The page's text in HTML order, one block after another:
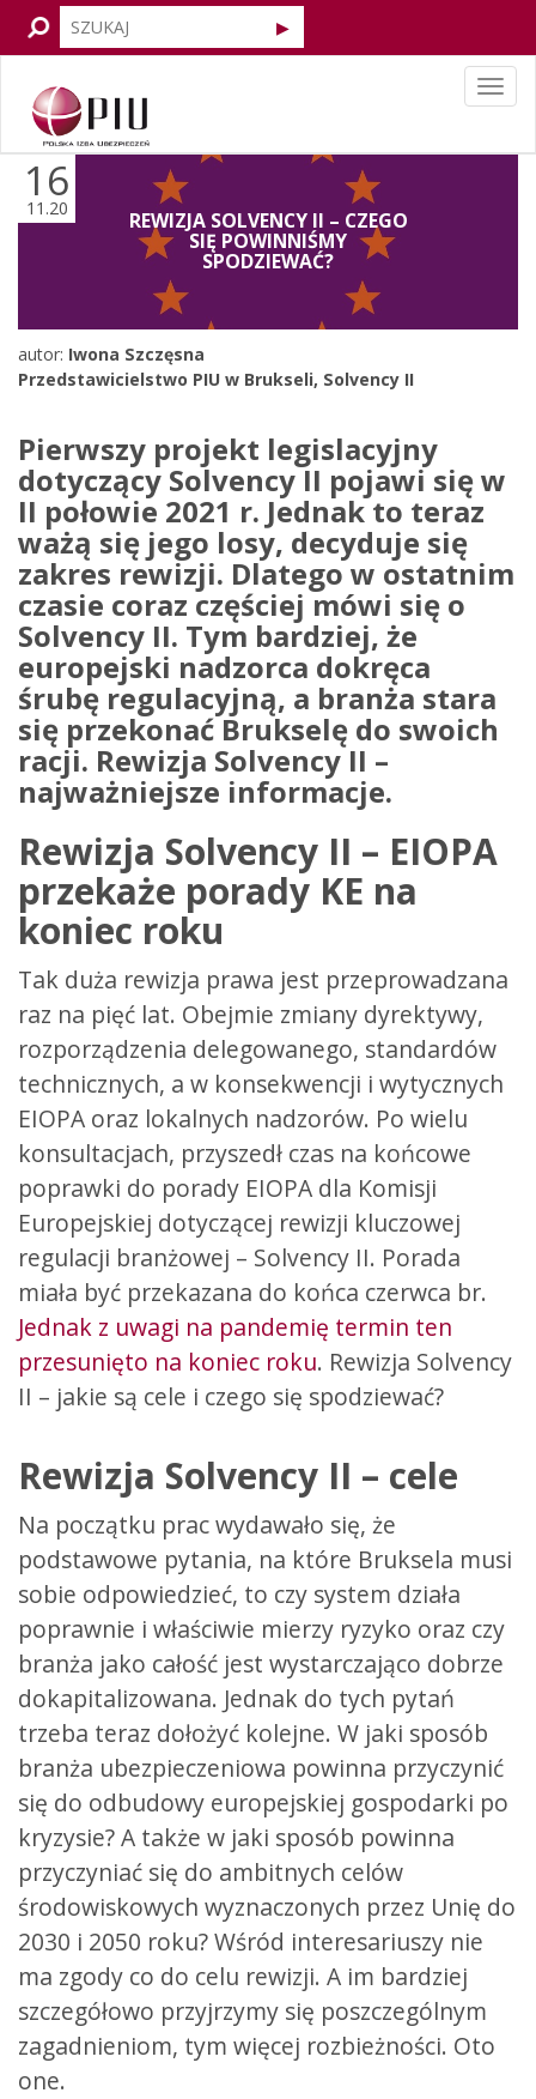
16
11.20 REWIZJA SOLVENCY II – CZEGO
SIĘ POWINNIŚMY
SPODZIEWAĆ?
autor: Iwona Szczęsna
Przedstawicielstwo PIU w Brukseli, Solvency II
Pierwszy projekt legislacyjny
dotyczący Solvency II pojawi się w
II połowie 2021 r. Jednak to teraz
ważą się jego losy, decyduje się
zakres rewizji. Dlatego w ostatnim
czasie coraz częściej mówi się o
Solvency II. Tym bardziej, że
europejski nadzorca dokręca
śrubę regulacyjną, a branża stara
się przekonać Brukselę do swoich
racji. Rewizja Solvency II –
najważniejsze informacje.
Rewizja Solvency II – EIOPA
przekaże porady KE na
koniec roku
Tak duża rewizja prawa jest przeprowadzana
raz na pięć lat. Obejmie zmiany dyrektywy,
rozporządzenia delegowanego, standardów
technicznych, a w konsekwencji i wytycznych
EIOPA oraz lokalnych nadzorów. Po wielu
konsultacjach, przyszedł czas na końcowe
poprawki do porady EIOPA dla Komisji
Europejskiej dotyczącej rewizji kluczowej
regulacji branżowej – Solvency II. Porada
miała być przekazana do końca czerwca br.
Jednak z uwagi na pandemię termin ten
przesunięto na koniec roku. Rewizja Solvency
II – jakie są cele i czego się spodziewać?
Rewizja Solvency II – cele
Na początku prac wydawało się, że
podstawowe pytania, na które Bruksela musi
sobie odpowiedzieć, to czy system działa
poprawnie i właściwie mierzy ryzyko oraz czy
branża jako całość jest wystarczająco dobrze
dokapitalizowana. Jednak do tych pytań
trzeba teraz dołożyć kolejne. W jaki sposób
branża ubezpieczeniowa powinna przyczynić
się do odbudowy europejskiej gospodarki po
kryzysie? A także w jaki sposób powinna
przyczyniać się do ambitnych celów
środowiskowych wyznaczonych przez Unię do
2030 i 2050 roku? Wśród interesariuszy nie
ma zgody co do celu rewizji. A im bardziej
szczegółowo przyjrzymy się poszczególnym
zagadnieniom, tym więcej rozbieżności. Oto
one.